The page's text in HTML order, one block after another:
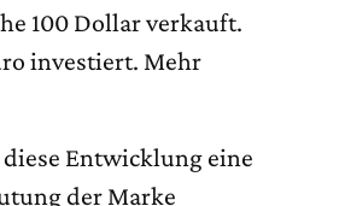
100 Dollar verkauft.
investiert. Mehr
Entwicklung eine
der Marke